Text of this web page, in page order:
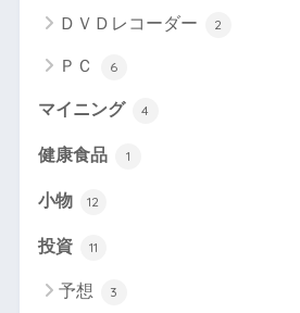
ＤＶＤレコーダー 2
ＰＣ 6
マイニング 4
健康食品 1
小物 12
投資 11
予想 3